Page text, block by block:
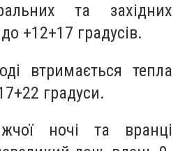
та західних
+12+17 градусів.
втримається тепла
градуси.
ночі та вранці